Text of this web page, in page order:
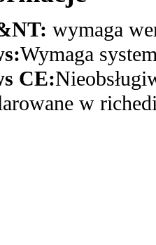
wymaga
Wymaga
CE:
w